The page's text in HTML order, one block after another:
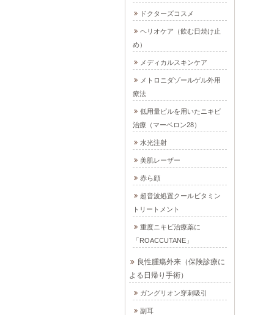
ドクターズコスメ
ヘリオケア（飲む日焼け止
め）
メディカルスキンケア
メトロニダゾールゲル外用
療法
低用量ピルを用いたニキビ
治療（マーベロン28）
水光注射
美肌レーザー
赤ら顔
超音波処置クールビタミン
トリートメント
重度ニキビ治療薬に
「ROACCUTANE」
良性腫瘍外来（保険診療に
よる日帰り手術）
ガングリオン穿刺吸引
副耳